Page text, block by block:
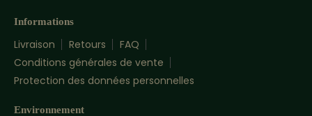
Informations
Livraison Retours
FAQ
Conditions générales de vente
Protection des données personnelles
Environnement